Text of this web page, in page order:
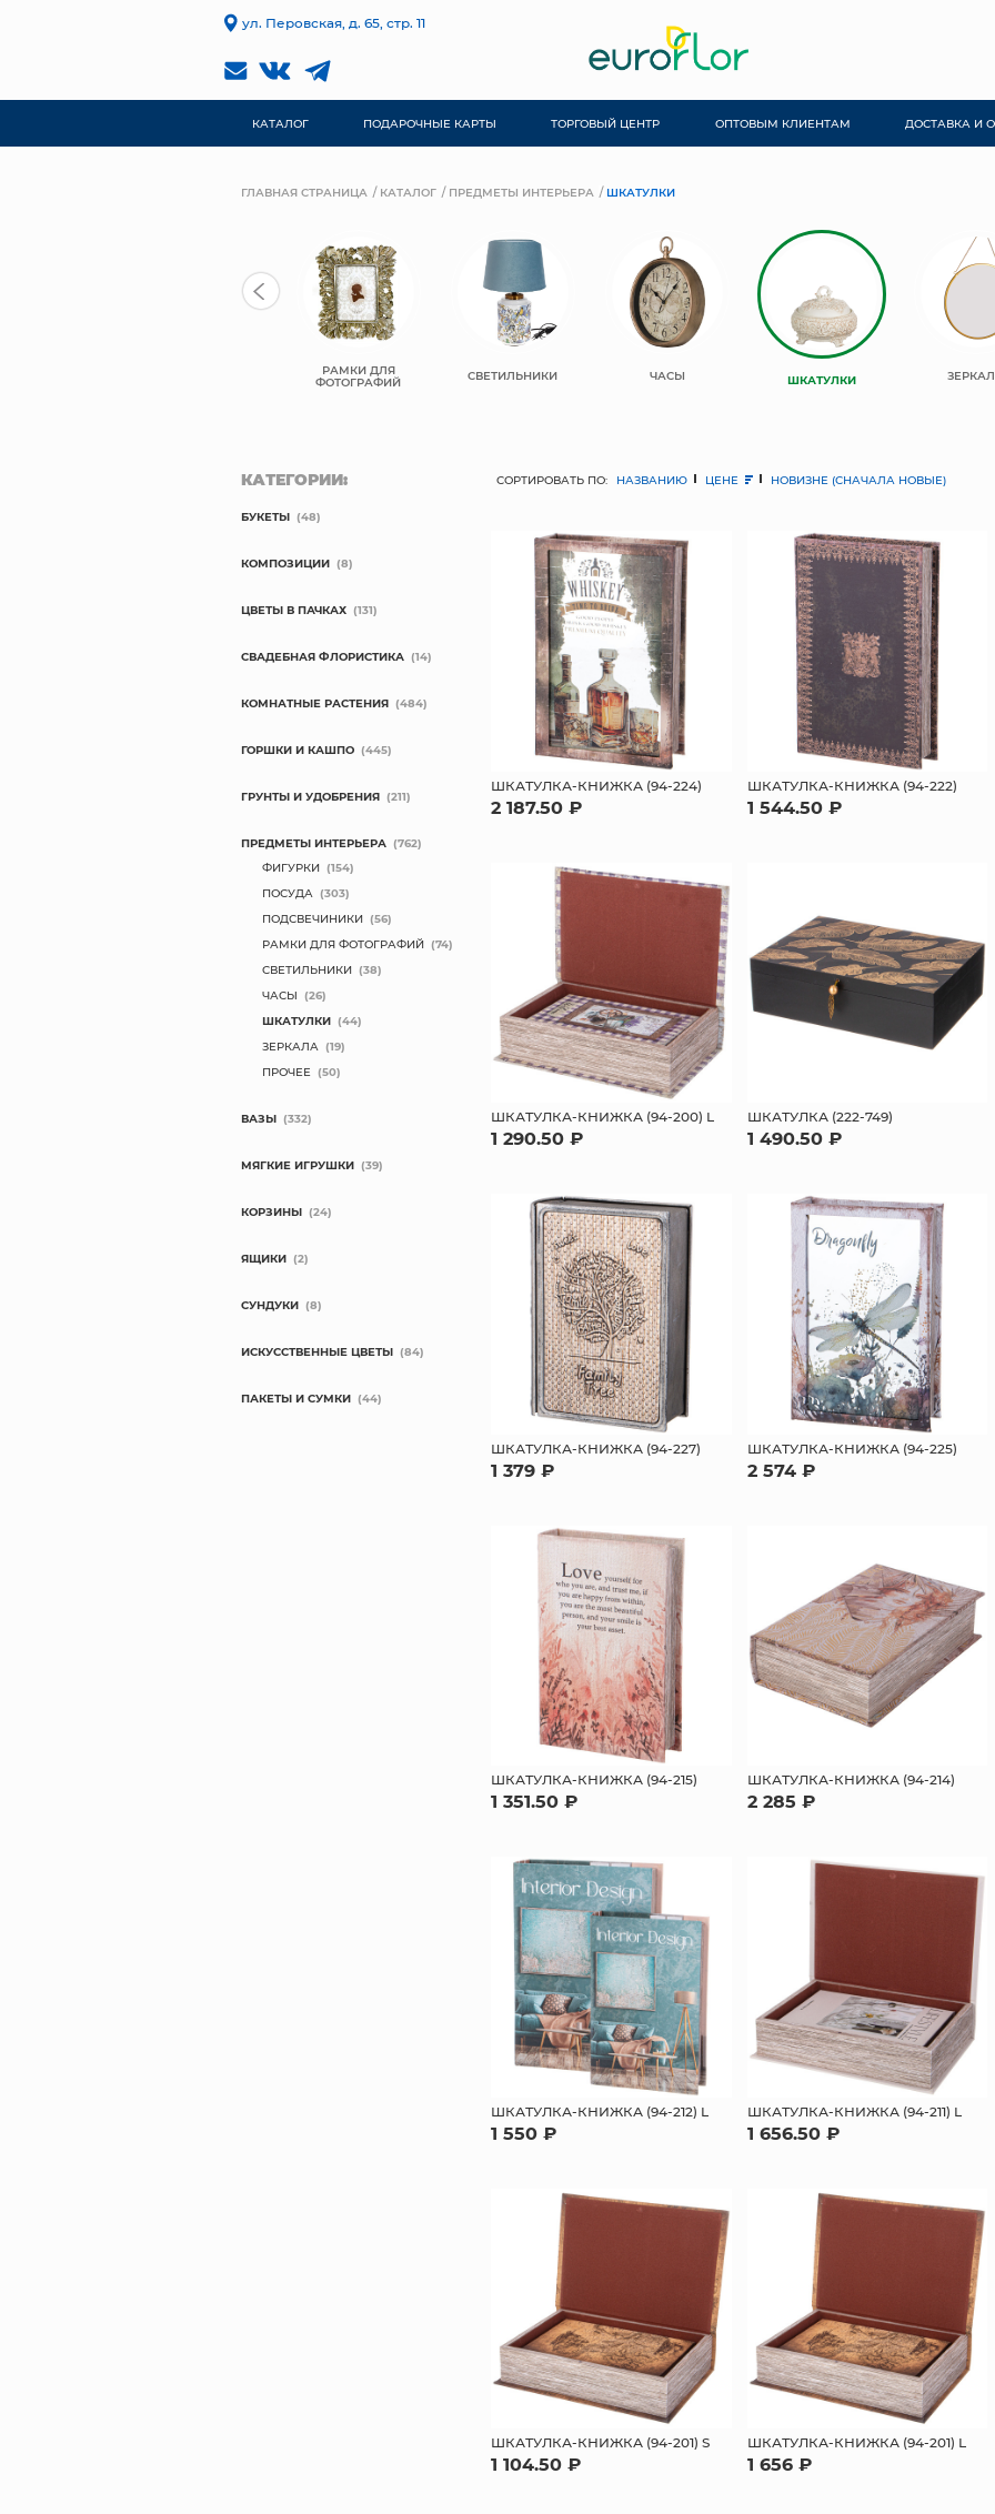
ул. Перовская, д. 65, стр. 11
КАТАЛОГ ПОДАРОЧНЫЕ КАРТЫ ТОРГОВЫЙ ЦЕНТР ОПТОВЫМ КЛИЕНТАМ ДОСТАВКА И
ГЛАВНАЯ СТРАНИЦА КАТАЛОГ ПРЕДМЕТЫ ИНТЕРЬЕРА ШКАТУЛКИ
РАМКИ ДЛЯ
ФОТОГРАФИЙ СВЕТИЛЬНИКИ ЧАСЫ ШКАТУЛКИ
СОРТИРОВАТЬ ПО: НАЗВАНИЮ ЦЕНЕ НОВИЗНЕ (СНАЧАЛА НОВЫЕ)
ШКАТУЛКА-КНИЖКА (94-224)
2 187.50 ₽
ШКАТУЛКА-КНИЖКА (94-222)
1 544.50 ₽
ШКАТУЛКА-КНИЖКА (94-200) L
1 290.50 ₽
ШКАТУЛКА (222-749)
1 490.50 ₽
ШКАТУЛКА-КНИЖКА (94-227)
1 379 ₽
ШКАТУЛКА-КНИЖКА (94-225)
2 574 ₽
ШКАТУЛКА-КНИЖКА (94-215)
1 351.50 ₽
ШКАТУЛКА-КНИЖКА (94-214)
2 285 ₽
ШКАТУЛКА-КНИЖКА (94-212) L
1 550 ₽
ШКАТУЛКА-КНИЖКА (94-211) L
1 656.50 ₽
ШКАТУЛКА-КНИЖКА (94-201) S
1 104.50 ₽
ШКАТУЛКА-КНИЖКА (94-201) L
1 656 ₽
КАТЕГОРИИ:
БУКЕТЫ (48)
КОМПОЗИЦИИ (8)
ЦВЕТЫ В ПАЧКАХ (131)
СВАДЕБНАЯ ФЛОРИСТИКА (14)
КОМНАТНЫЕ РАСТЕНИЯ (484)
ГОРШКИ И КАШПО (445)
ГРУНТЫ И УДОБРЕНИЯ (211)
ПРЕДМЕТЫ ИНТЕРЬЕРА (762)
ФИГУРКИ (154)
ПОСУДА (303)
ПОДСВЕЧИНИКИ (56)
РАМКИ ДЛЯ ФОТОГРАФИЙ (74)
СВЕТИЛЬНИКИ (38)
ЧАСЫ (26)
ШКАТУЛКИ (44)
ЗЕРКАЛА (19)
ПРОЧЕЕ (50)
ВАЗЫ (332)
МЯГКИЕ ИГРУШКИ (39)
КОРЗИНЫ (24)
ЯЩИКИ (2)
СУНДУКИ (8)
ИСКУССТВЕННЫЕ ЦВЕТЫ (84)
ПАКЕТЫ И СУМКИ (44)